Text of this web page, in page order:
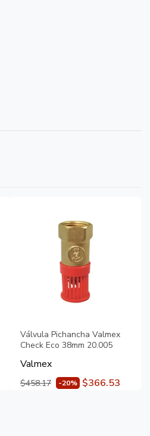
Válvula Pichancha Valmex
Check Eco 38mm 20.005
Valmex
$458.17 -20% $366.53